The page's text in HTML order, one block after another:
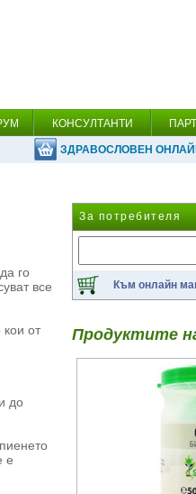
КОНСУЛТАНТИ
ЗДРАВОСЛОВЕН
го
все
от
до
е
За потребителя
Към онлайн
Продуктите